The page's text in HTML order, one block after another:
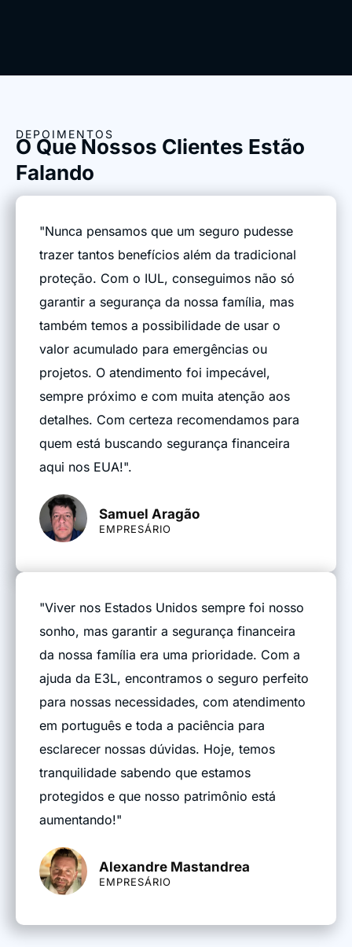
DEPOIMENTOS
O Que Nossos Clientes Estão
Falando
"Nunca pensamos que um seguro pudesse
trazer tantos benefícios além da tradicional
proteção. Com o IUL, conseguimos não só
garantir a segurança da nossa família, mas
também temos a possibilidade de usar o
valor acumulado para emergências ou
projetos. O atendimento foi impecável,
sempre próximo e com muita atenção aos
detalhes. Com certeza recomendamos para
quem está buscando segurança financeira
aqui nos EUA!".
Samuel Aragão
EMPRESÁRIO
"Viver nos Estados Unidos sempre foi nosso
sonho, mas garantir a segurança financeira
da nossa família era uma prioridade. Com a
ajuda da E3L, encontramos o seguro perfeito
para nossas necessidades, com atendimento
em português e toda a paciência para
esclarecer nossas dúvidas. Hoje, temos
tranquilidade sabendo que estamos
protegidos e que nosso patrimônio está
aumentando!"
Alexandre Mastandrea
EMPRESÁRIO